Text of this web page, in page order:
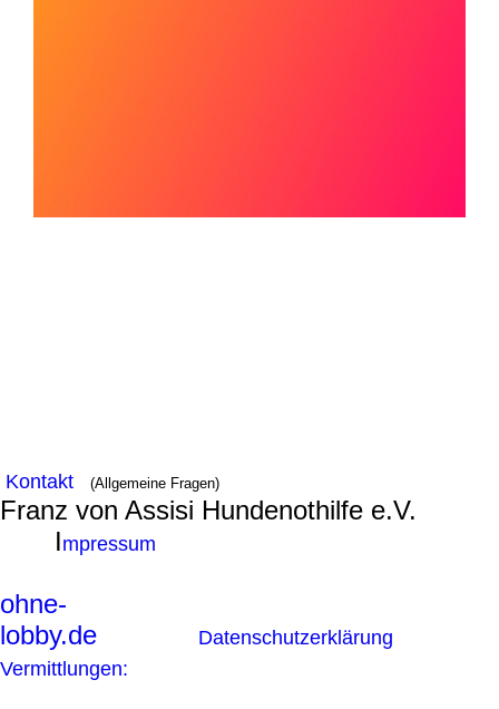
Kontakt (Allgemeine Fragen)
Franz von Assisi Hundenothilfe e.V.
Impressum
ohne-
lobby.de
Datenschutzerklärung
Vermittlungen: